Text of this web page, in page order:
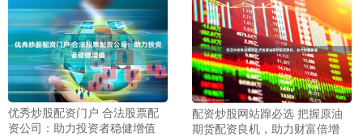
优秀炒股配资门户 合法股票配
资公司：助力投资者稳健增值
配资炒股网站蹿必选 把握原油
期货配资良机，助力财富倍增